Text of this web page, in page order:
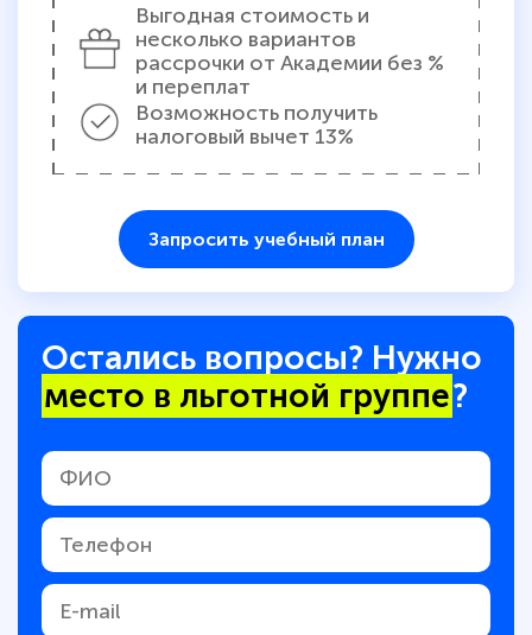
Выгодная стоимость и
несколько вариантов
рассрочки от Академии без %
и переплат
Возможность получить
налоговый вычет 13%
Запросить учебный план
Остались вопросы? Нужно
место в льготной группе?